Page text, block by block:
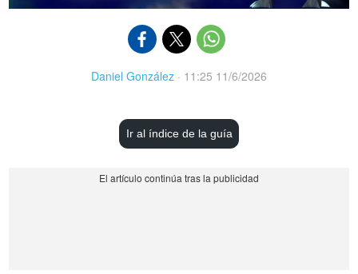
Daniel González · 11:25 11/6/2026
Ir al índice de la guía